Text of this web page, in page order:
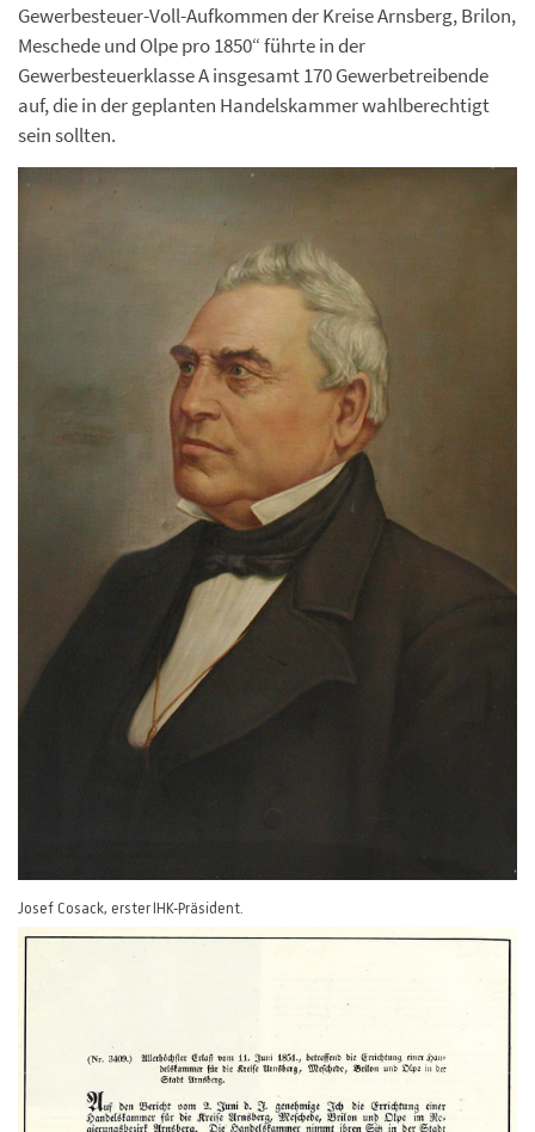
Gewerbesteuer-Voll-Aufkommen der Kreise Arnsberg, Brilon,
Meschede und Olpe pro 1850“ führte in der
Gewerbesteuerklasse A insgesamt 170 Gewerbetreibende
auf, die in der geplanten Handelskammer wahlberechtigt
sein sollten.
Josef Cosack, erster IHK-Präsident.